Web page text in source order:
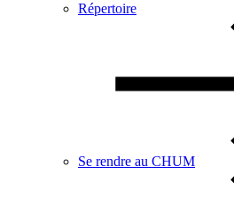
Répertoire
Se rendre au CHUM